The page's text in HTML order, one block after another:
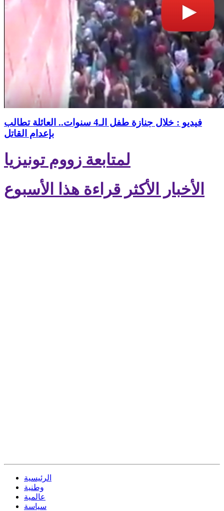
فيديو : خلال جنازة طفل الـ4 سنوات.. العائلة تطالب
بإعدام القاتل
لمتابعة زووم تونيزيا
الأخبار الأكثر قراءة هذا الأسبوع
الرئيسية
وطنية
عالمية
سياسة